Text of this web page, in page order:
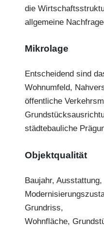
die
allgemeine
Mikrolage
Entscheidend sind
Wohnumfeld,
öffentliche
städtebauliche
Objektqualität
Baujahr, Ausstattung,
Grundriss,
Wohnfläche,